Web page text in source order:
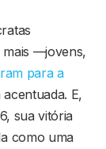
—jovens,
para a
E,
sua vitória
como uma